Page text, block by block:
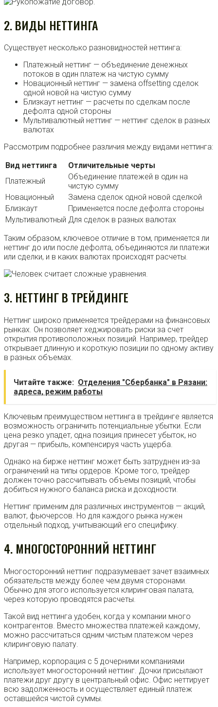
2. ВИДЫ НЕТТИНГА
Существует несколько разновидностей неттинга:
Платежный неттинг — объединение денежных
потоков в один платеж на чистую сумму
Новационный неттинг — замена offsetting сделок
одной новой на чистую сумму
Близкаут неттинг — расчеты по сделкам после
дефолта одной стороны
Мультивалютный неттинг — неттинг сделок в разных
валютах
Рассмотрим подробнее различия между видами неттинга:
Вид неттинга
Отличительные черты
Платежный
Объединение платежей в один на
чистую сумму
Новационный
Замена сделок одной новой сделкой
Близкаут
Применяется после дефолта стороны
Мультивалютный Для сделок в разных валютах
Таким образом, ключевое отличие в том, применяется ли
неттинг до или после дефолта, объединяются ли платежи
или сделки, и в каких валютах происходят расчеты.
3. НЕТТИНГ В ТРЕЙДИНГЕ
Неттинг широко применяется трейдерами на финансовых
рынках. Он позволяет хеджировать риски за счет
открытия противоположных позиций. Например, трейдер
открывает длинную и короткую позиции по одному активу
в разных объемах.
Читайте также: Отделения "Сбербанка" в Рязани:
адреса, режим работы
Ключевым преимуществом неттинга в трейдинге является
возможность ограничить потенциальные убытки. Если
цена резко упадет, одна позиция принесет убыток, но
другая — прибыль, компенсируя часть ущерба.
Однако на бирже неттинг может быть затруднен из-за
ограничений на типы ордеров. Кроме того, трейдер
должен точно рассчитывать объемы позиций, чтобы
добиться нужного баланса риска и доходности.
Неттинг применим для различных инструментов — акций,
валют, фьючерсов. Но для каждого рынка нужен
отдельный подход, учитывающий его специфику.
4. МНОГОСТОРОННИЙ НЕТТИНГ
Многосторонний неттинг подразумевает зачет взаимных
обязательств между более чем двумя сторонами.
Обычно для этого используется клиринговая палата,
через которую проводятся расчеты.
Такой вид неттинга удобен, когда у компании много
контрагентов. Вместо множества платежей каждому,
можно рассчитаться одним чистым платежом через
клиринговую палату.
Например, корпорация с 5 дочерними компаниями
использует многосторонний неттинг. Дочки присылают
платежи друг другу в центральный офис. Офис неттирует
всю задолженность и осуществляет единый платеж
оставшейся чистой суммы.